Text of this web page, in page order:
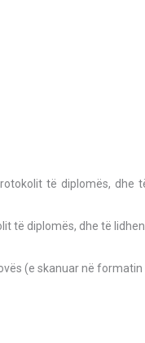
të diplomës,
të diplomës, dhe të
(e skanuar në formatin